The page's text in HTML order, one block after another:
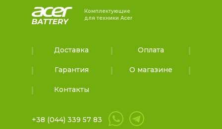
Комплектующие
для техники Acer
Доставка Оплата
Гарантия О магазине
Контакты
+38 (044) 339 57 83